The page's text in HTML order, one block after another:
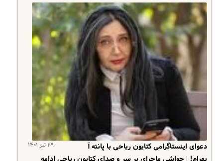
۲۹ تیر ۱۴۰۱
دعوای اینستاگرامی کتایون ریاحی با پانته آ
بهرام! | حواشی ماجرای پر سر و صدای کتایون ریاحی ادامه